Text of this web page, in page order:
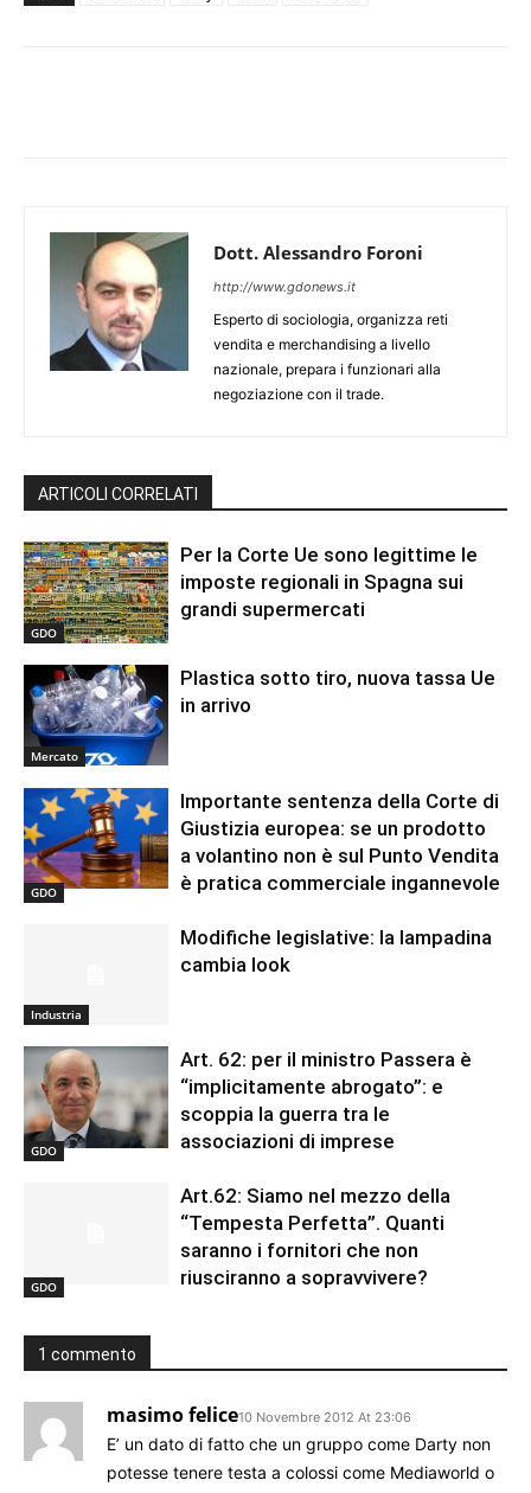
Dott. Alessandro Foroni
http://www.gdonews.it
Esperto di sociologia, organizza reti
vendita e merchandising a livello
nazionale, prepara i funzionari alla
negoziazione con il trade.
ARTICOLI CORRELATI
GDO
Per la Corte Ue sono legittime le
imposte regionali in Spagna sui
grandi supermercati
Mercato
Plastica sotto tiro, nuova tassa Ue
in arrivo
GDO
Importante sentenza della Corte di
Giustizia europea: se un prodotto
a volantino non è sul Punto Vendita
è pratica commerciale ingannevole
Industria
Modifiche legislative: la lampadina
cambia look
GDO
Art. 62: per il ministro Passera è
“implicitamente abrogato”: e
scoppia la guerra tra le
associazioni di imprese
GDO
Art.62: Siamo nel mezzo della
“Tempesta Perfetta”. Quanti
saranno i fornitori che non
riusciranno a sopravvivere?
1 commento
masimo felice10 Novembre 2012 At 23:06
E’ un dato di fatto che un gruppo come Darty non
potesse tenere testa a colossi come Mediaworld o